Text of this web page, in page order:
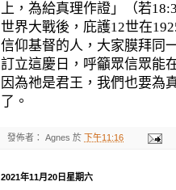
上，為給真理作證」（若
世界大戰後，庇護12世在
信仰基督的人，大家膜拜同
訂立這慶日，呼籲眾信眾能
因為祂是君王，我們也要為
了。
發佈者： Agnes 於 下午11:16
2021年11月20日星期六